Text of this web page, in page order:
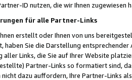
ID nutzen, die wir Ihnen zugewiesen
für alle Partner-Links
erstellt oder Ihnen von uns
haben Sie die Darstellung
aller Links, die Sie auf Ihrer Website
Partner-Links so formatiert sind,
dazu auffordern, Ihre Partner-Links